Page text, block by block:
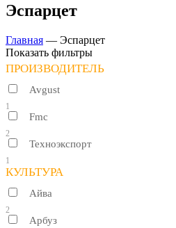
Эспарцет
Главная — Эспарцет
Показать фильтры
ПРОИЗВОДИТЕЛЬ
Avgust
1
Fmc
2
Техноэкспорт
1
КУЛЬТУРА
Айва
2
Арбуз